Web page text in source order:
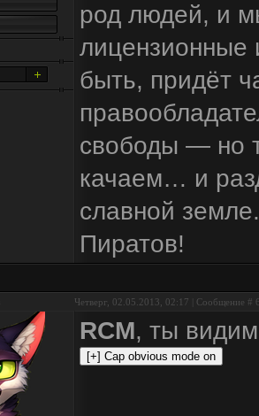
род людей, и
лицензионные
быть, придёт
свободы — но
качаем… и
славной
Пиратов!
Четверг, 02.05.2013, 02:17 | Сообщение #
RCM, ты